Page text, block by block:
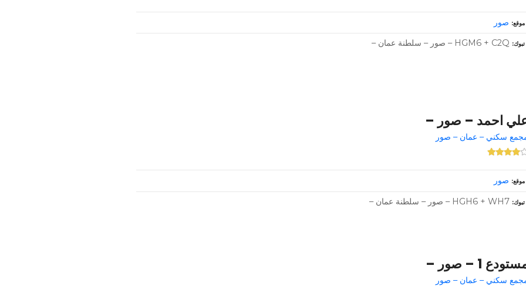
موقع صور
تبوك HGM6 + C2Q – صور – سلطنة عمان –
احمد – صور –
سكني – عمان – صور
موقع صور
تبوك HGH6 + WH7 – صور – سلطنة عمان –
1 – صور –
سكني – عمان – صور